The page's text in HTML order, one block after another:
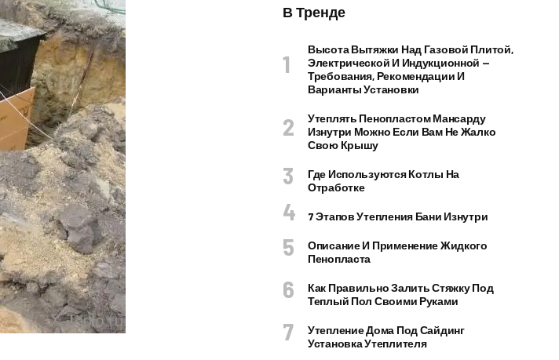
В Тренде
Высота Вытяжки Над Газовой Плитой,
Электрической И Индукционной —
Требования, Рекомендации И
Варианты Установки
Утеплять Пенопластом Мансарду
Изнутри Можно Если Вам Не Жалко
Свою Крышу
Где Используются Котлы На
Отработке
7 Этапов Утепления Бани Изнутри
Описание И Применение Жидкого
Пенопласта
Как Правильно Залить Стяжку Под
Теплый Пол Своими Руками
Утепление Дома Под Сайдинг
Установка Утеплителя